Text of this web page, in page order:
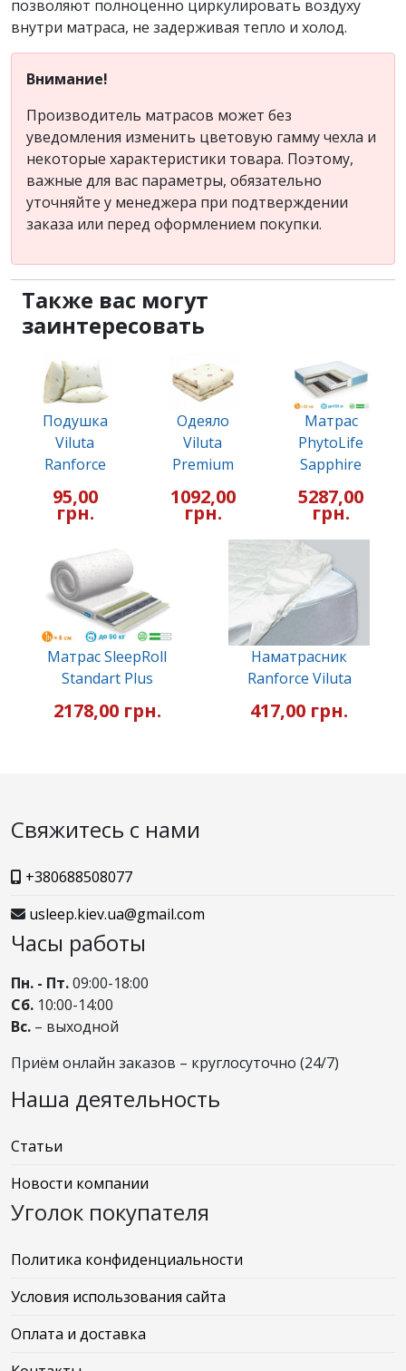
позволяют полноценно циркулировать воздуху
внутри матраса, не задерживая тепло и холод.
Внимание!
Производитель матрасов может без
уведомления изменить цветовую гамму чехла и
некоторые характеристики товара. Поэтому,
важные для вас параметры, обязательно
уточняйте у менеджера при подтверждении
заказа или перед оформлением покупки.
Также вас могут
заинтересовать
Подушка
Viluta
Ranforce
95,00
грн.
Одеяло
Viluta
Premium
1092,00
грн.
Матрас
PhytoLife
Sapphire
5287,00
грн.
Матрас SleepRoll
Standart Plus
2178,00 грн.
Наматрасник
Ranforce Viluta
417,00 грн.
Свяжитесь с нами
+380688508077
usleep.kiev.ua@gmail.com
Часы работы
Пн. - Пт.09:00-18:00
Сб. 10:00-14:00
Вс. – выходной
Приём онлайн заказов – круглосуточно (24/7)
Наша деятельность
Статьи
Новости компании
Уголок покупателя
Политика конфиденциальности
Условия использования сайта
Оплата и доставка